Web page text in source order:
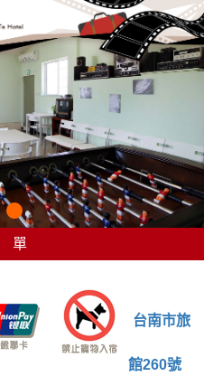
單
台南市旅
館260號